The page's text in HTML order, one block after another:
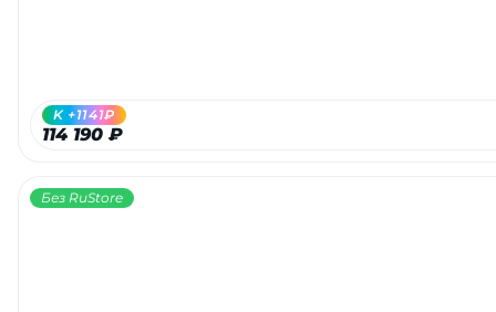
114 190 ₽
K +1141₽
Без RuStore